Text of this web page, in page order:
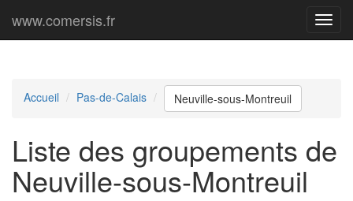
Menu
www.comersis.fr
Accueil Pas-de-Calais Neuville-sous-Montreuil
Liste des groupements de
Neuville-sous-Montreuil